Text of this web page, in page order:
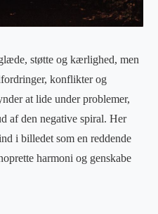
støtte og kærlighed, men
konflikter og
at lide under problemer,
af den negative spiral. Her
i billedet som en reddende
harmoni og genskabe